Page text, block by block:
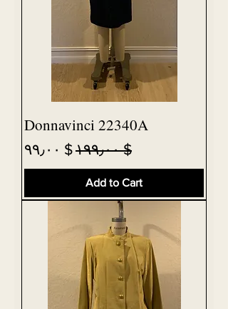
Donnavinci 22340A
Regular Price
$ ۱۹۹٫۰۰ Sale Price
$ ۹۹٫۰۰
Add to Cart